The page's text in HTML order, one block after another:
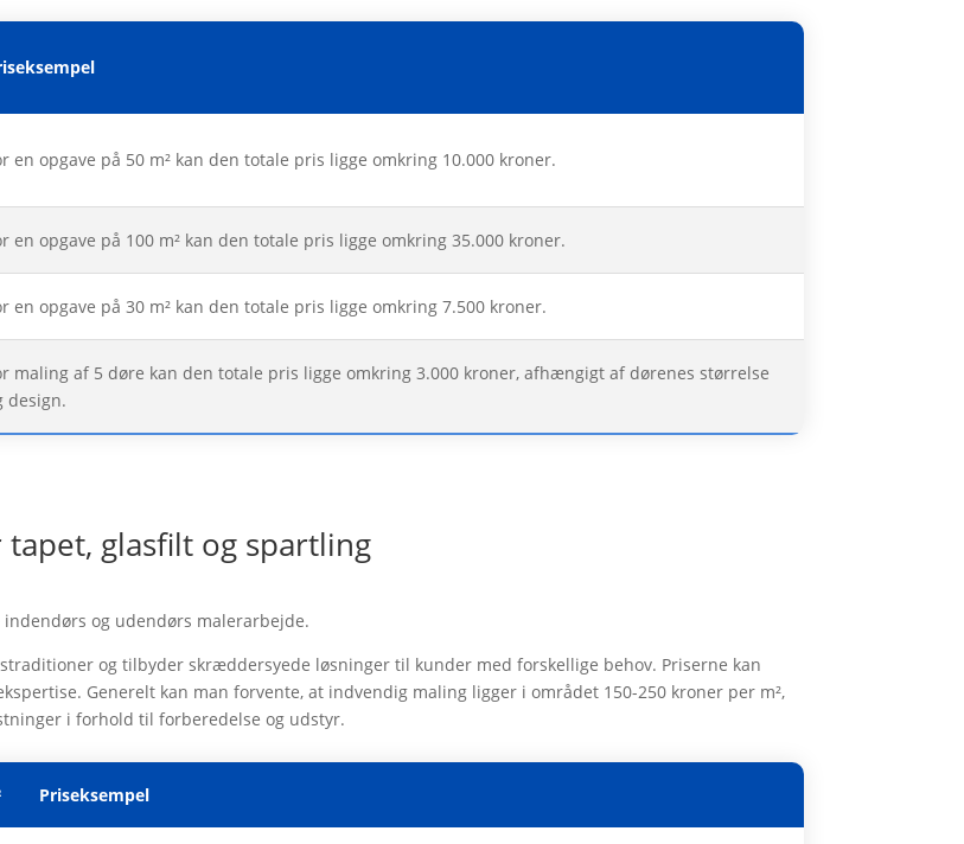
en opgave på 50 m² kan den totale pris ligge omkring 10.000 kroner.
en opgave på 100 m² kan den totale pris ligge omkring 35.000 kroner.
en opgave på 30 m² kan den totale pris ligge omkring 7.500 kroner.
maling af 5 døre kan den totale pris ligge omkring 3.000 kroner, afhængigt af dørenes størrelse
design.
glasfilt og spartling
og udendørs malerarbejde.
og tilbyder skræddersyede løsninger til kunder med forskellige behov. Priserne kan
Generelt kan man forvente, at indvendig maling ligger i området 150-250 kroner per m²,
i forhold til forberedelse og udstyr.
Priseksempel